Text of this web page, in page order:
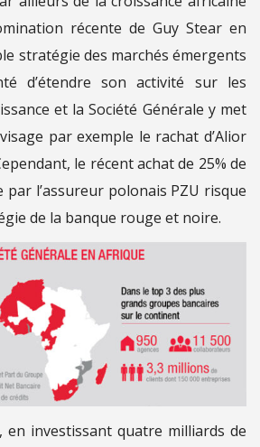
récente de Guy Stear en
stratégie des marchés émergents
d’étendre son activité sur les
et la Société Générale y met
par exemple le rachat d’Alior
le récent achat de 25% de
par l’assureur polonais PZU risque
de la banque rouge et noire.
en investissant quatre milliards de